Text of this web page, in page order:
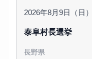
2026年8月9日（日）
泰阜村長選挙
長野県